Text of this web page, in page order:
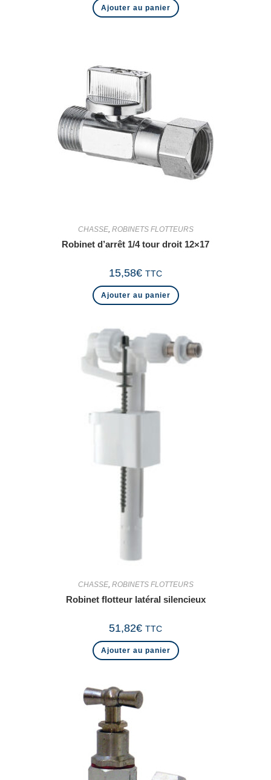
Ajouter au panier
CHASSE, ROBINETS FLOTTEURS
Robinet d’arrêt 1/4 tour droit 12×17
15,58€ TTC
Ajouter au panier
CHASSE, ROBINETS FLOTTEURS
Robinet flotteur latéral silencieux
51,82€ TTC
Ajouter au panier